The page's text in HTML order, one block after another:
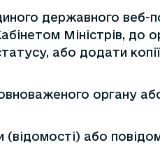
державного
Міністрів, до
або додати
органу
або